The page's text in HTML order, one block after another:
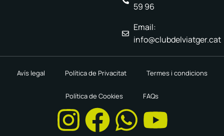
59 96
Email:
info@clubdelviatger.cat
Avís legal Política de Privacitat Termes i condicions
Política de Cookies FAQs